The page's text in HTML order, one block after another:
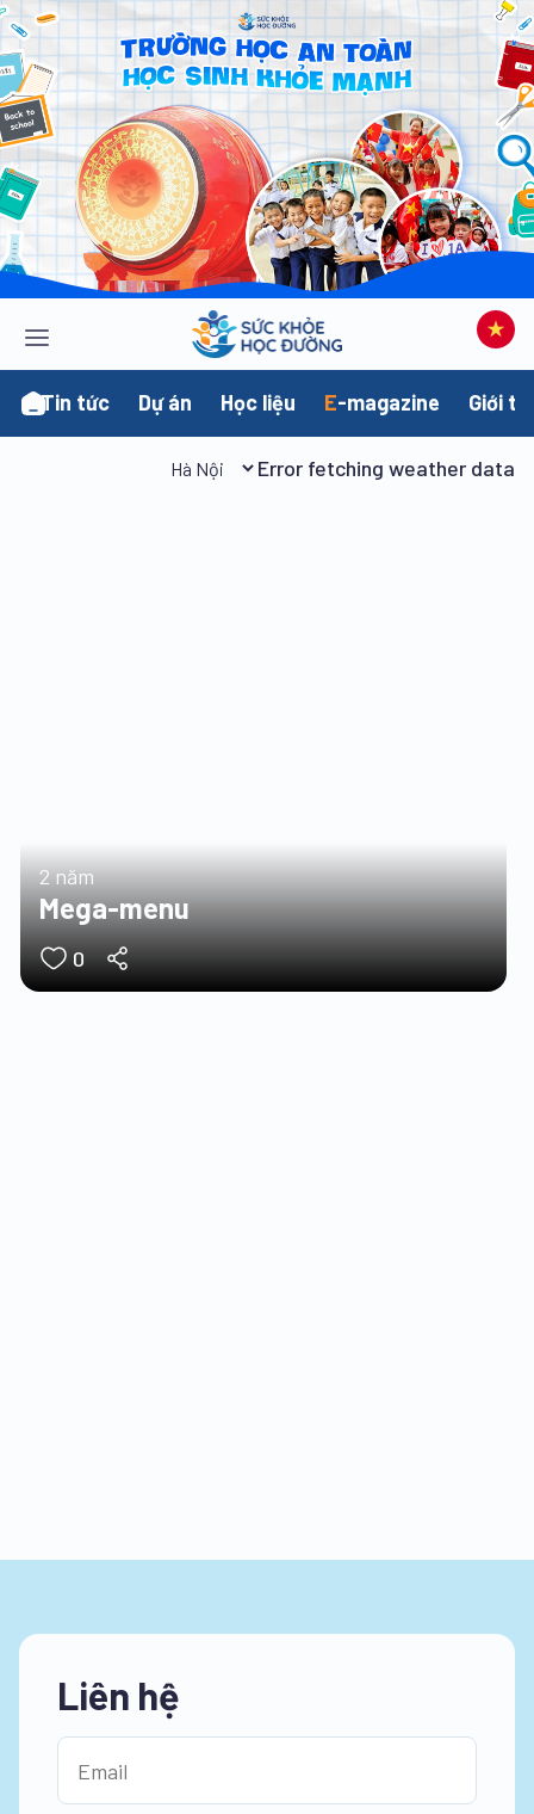
Tin tức Dự án Học liệu E-magazine Giới
Error fetching weather data
2 năm
Mega-menu
0
Liên hệ